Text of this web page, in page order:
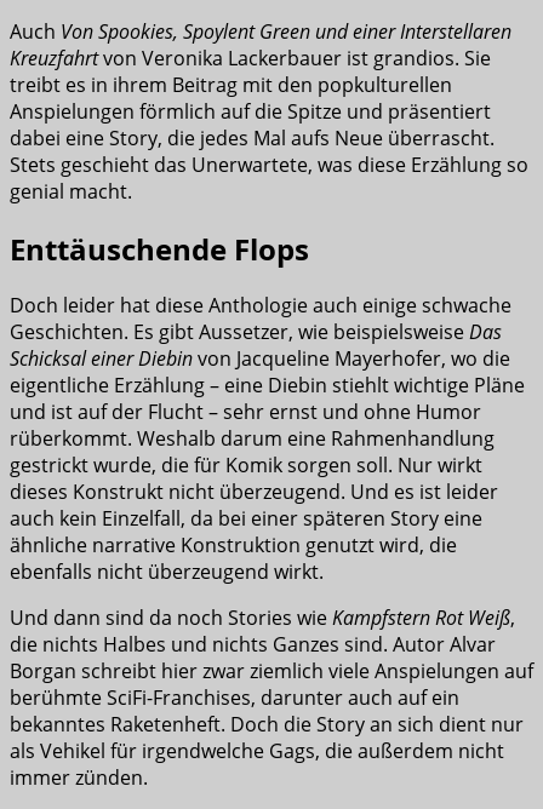
Auch Von Spookies, Spoylent Green und einer Interstellaren
Kreuzfahrtvon Veronika Lackerbauer ist grandios. Sie
treibt es in ihrem Beitrag mit den popkulturellen
Anspielungen förmlich auf die Spitze und präsentiert
dabei eine Story, die jedes Mal aufs Neue überrascht.
Stets geschieht das Unerwartete, was diese Erzählung so
genial macht.
Enttäuschende Flops
Doch leider hat diese Anthologie auch einige schwache
Geschichten. Es gibt Aussetzer, wie beispielsweiseDas
Schicksal einer Diebinvon Jacqueline Mayerhofer, wo die
eigentliche Erzählung – eine Diebin stiehlt wichtige Pläne
und ist auf der Flucht – sehr ernst und ohne Humor
rüberkommt. Weshalb darum eine Rahmenhandlung
gestrickt wurde, die für Komik sorgen soll. Nur wirkt
dieses Konstrukt nicht überzeugend. Und es ist leider
auch kein Einzelfall, da bei einer späteren Story eine
ähnliche narrative Konstruktion genutzt wird, die
ebenfalls nicht überzeugend wirkt.
Und dann sind da noch Stories wieKampfstern Rot Weiß,
die nichts Halbes und nichts Ganzes sind. Autor Alvar
Borgan schreibt hier zwar ziemlich viele Anspielungen auf
berühmte SciFi-Franchises, darunter auch auf ein
bekanntes Raketenheft. Doch die Story an sich dient nur
als Vehikel für irgendwelche Gags, die außerdem nicht
immer zünden.